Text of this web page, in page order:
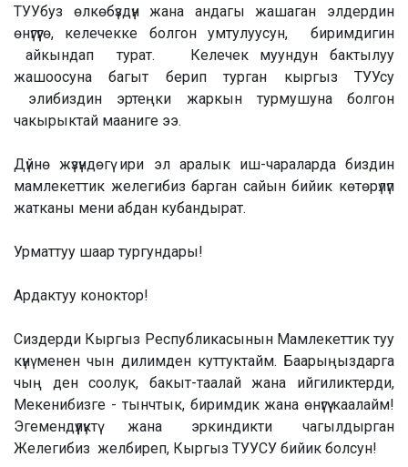
ТУУбуз өлкөбүздүн жана андагы жашаган элдердин
өнүгүүгө, келечекке болгон умтулуусун, биримдигин
айкындап турат. Келечек муундун бактылуу
жашоосуна багыт берип турган кыргыз ТУУсу
элибиздин эртеңки жаркын турмушуна болгон
чакырыктай мааниге ээ.
Дүйнө жүзүндөгү ири эл аралык иш-чараларда биздин
мамлекеттик желегибиз барган сайын бийик көтөрүлүп
жатканы мени абдан кубандырат.
Урматтуу шаар тургундары!
Ардактуу коноктор!
Сиздерди Кыргыз Республикасынын Мамлекеттик туу
күнү менен чын дилимден куттуктайм. Баарыңыздарга
чың ден соолук, бакыт-таалай жана ийгиликтерди,
Мекенибизге - тынчтык, биримдик жана өнүгүү каалайм!
Эгемендүүлүктү жана эркиндикти чагылдырган
Желегибиз желбиреп, Кыргыз ТУУСУ бийик болсун!